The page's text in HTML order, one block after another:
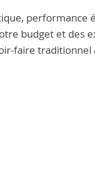
performance
budget et des
faire